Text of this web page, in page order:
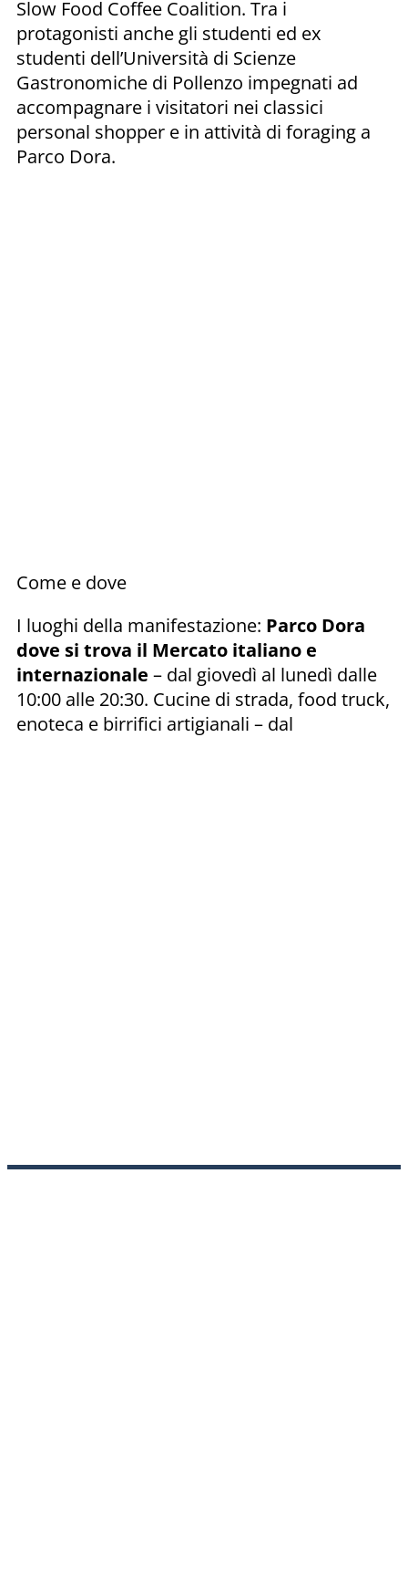
Slow Food Coffee Coalition. Tra i
protagonisti anche gli studenti ed ex
studenti dell’Università di Scienze
Gastronomiche di Pollenzo impegnati ad
accompagnare i visitatori nei classici
personal shopper e in attività di foraging a
Parco Dora.
Come e dove
I luoghi della manifestazione: Parco Dora
dove si trova il Mercato italiano e
internazionale – dal giovedì al lunedì dalle
10:00 alle 20:30. Cucine di strada, food truck,
enoteca e birrifici artigianali – dal